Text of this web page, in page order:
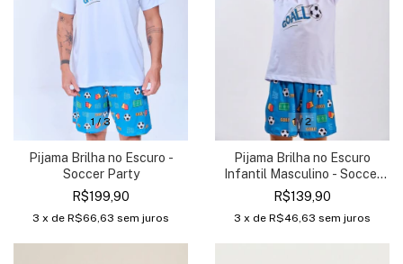
1/3
Pijama Brilha no Escuro -
Soccer Party
R$199,90
3 x de R$66,63 sem juros
1/2
Pijama Brilha no Escuro
Infantil Masculino - Soccer
Party
R$139,90
3 x de R$46,63 sem juros